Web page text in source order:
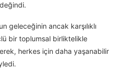
geleceğinin ancak karşılıklı
bir toplumsal birliktelikle
herkes için daha yaşanabilir